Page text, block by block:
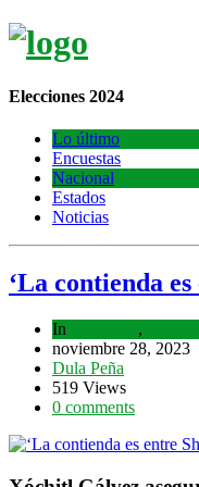
Elecciones 2024
Lo último
Encuestas
Nacional
Estados
Noticias
‘La contienda
In ,
noviembre 28, 2023
Dula Peña
519 Views
0 comments